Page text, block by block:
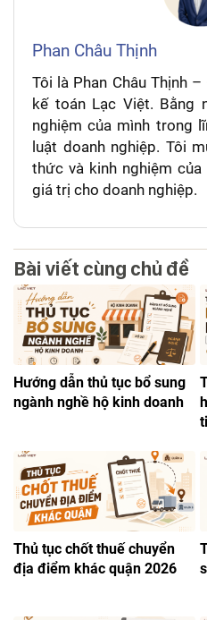
Phan Châu Thịnh
Tôi là Phan Châu Thịnh
kế toán Lạc Việt. Bằng
nghiệm của mình trong
luật doanh nghiệp. Tôi
thức và kinh nghiệm
giá trị cho doanh nghiệp.
Bài viết cùng chủ đề
Hướng dẫn thủ tục bổ sung
ngành nghề hộ kinh doanh
Thủ tục chốt thuế chuyển
địa điểm khác quận 2026